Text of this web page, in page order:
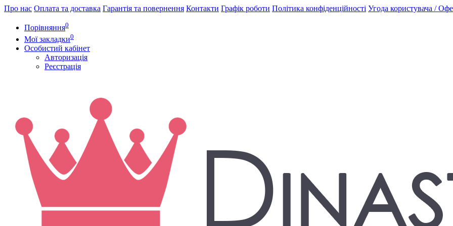
Про нас Оплата та доставка Гарантія та повернення Контакти Графік роботи Політика конфіденційності Угода користувача /
Порівняння0
Мої закладки0
Особистий кабінет
Авторизація
Реєстрація